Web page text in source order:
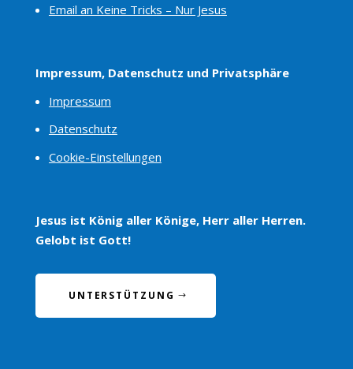
Email an Keine Tricks – Nur Jesus
Impressum, Datenschutz und Privatsphäre
Impressum
Datenschutz
Cookie-Einstellungen
Jesus ist König aller Könige, Herr aller Herren.
Gelobt ist Gott!
UNTERSTÜTZUNG